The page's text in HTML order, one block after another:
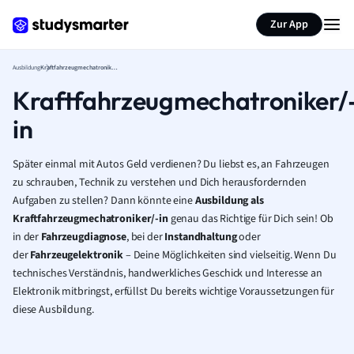
Zur App
Ausbildung Kraftfahrzeugmechatroniker/-in
in
Später einmal mit Autos Geld verdienen? Du liebst es, an Fahrzeugen
zu schrauben, Technik zu verstehen und Dich herausfordernden
Aufgaben zu stellen? Dann könnte eineAusbildung als
Kraftfahrzeugmechatroniker/-ingenau das Richtige für Dich sein! Ob
in der Fahrzeugdiagnose, bei derInstandhaltungoder
derFahrzeugelektronik– Deine Möglichkeiten sind vielseitig. Wenn Du
technisches Verständnis, handwerkliches Geschick und Interesse an
Elektronik mitbringst, erfüllst Du bereits wichtige Voraussetzungen für
diese Ausbildung.